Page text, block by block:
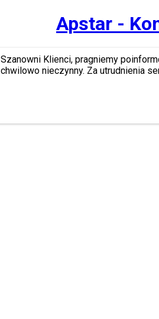
Apstar -
Szanowni Klienci, pragniemy
chwilowo nieczynny. Za utrudnienia